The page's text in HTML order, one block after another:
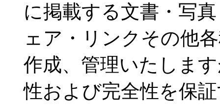
に掲載する文書・写
ェア・リンクその他
作成、管理いたしま
性および完全性を保